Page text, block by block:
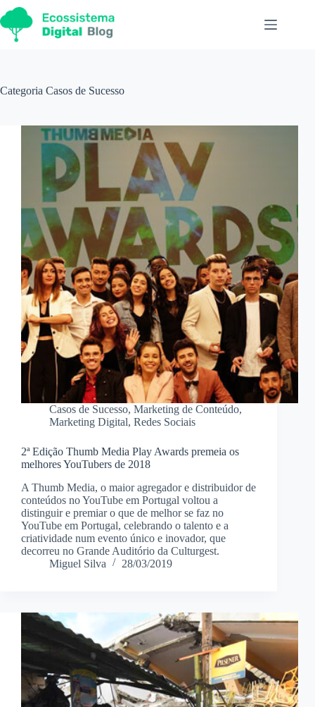
Pular
para
o
conteúdo
Categoria Casos de Sucesso
Casos de Sucesso, Marketing de Conteúdo,
Marketing Digital, Redes Sociais
2ª Edição Thumb Media Play Awards premeia os
melhores YouTubers de 2018
A Thumb Media, o maior agregador e distribuidor de
conteúdos no YouTube em Portugal voltou a
distinguir e premiar o que de melhor se faz no
YouTube em Portugal, celebrando o talento e a
criatividade num evento único e inovador, que
decorreu no Grande Auditório da Culturgest.
Miguel Silva
28/03/2019